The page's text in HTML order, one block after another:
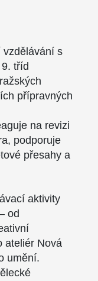
vzdělávání s
tříd
přípravných
na revizi
podporuje
přesahy a
aktivity
od
ateliér Nová
umění.